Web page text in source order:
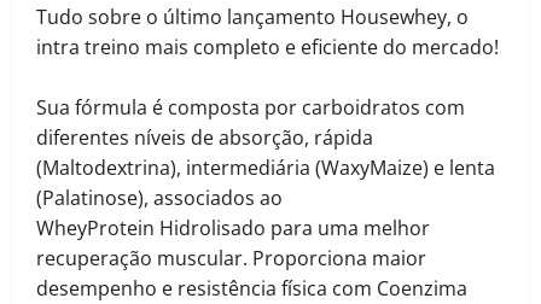
Tudo sobre o último lançamento Housewhey, o
intra treino mais completo e eficiente do mercado!
Sua fórmula é composta por carboidratos com
diferentes níveis de absorção, rápida
(Maltodextrina), intermediária (WaxyMaize) e lenta
(Palatinose), associados ao
WheyProtein Hidrolisado para uma melhor
recuperação muscular. Proporciona maior
desempenho e resistência física com Coenzima